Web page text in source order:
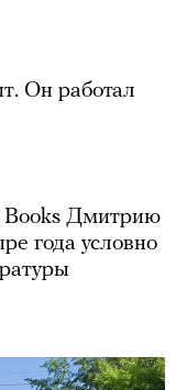
Он работал
Books Дмитрию
года условно